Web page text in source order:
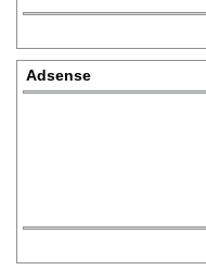
Adsense